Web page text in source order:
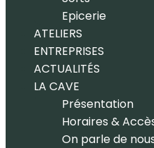
Epicerie
ATELIERS
ENTREPRISES
ACTUALITÉS
LA CAVE
Présentation
Horaires &
On parle de